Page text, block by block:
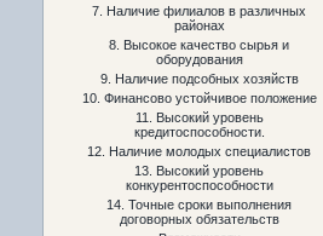
7. Наличие филиалов в различных
районах
8. Высокое качество сырья и
оборудования
9. Наличие подсобных хозяйств
10. Финансово устойчивое положение
11. Высокий уровень
кредитоспособности.
12. Наличие молодых специалистов
13. Высокий уровень
конкурентоспособности
14. Точные сроки выполнения
договорных обязательств